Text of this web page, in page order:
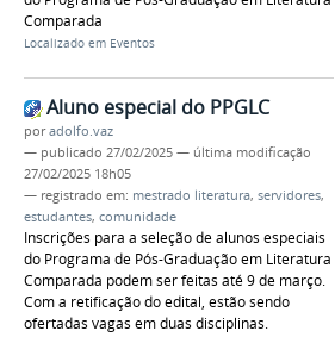
Comparada
Localizado em Eventos
Aluno especial do PPGLC
poradolfo.vaz
— publicado 27/02/2025 — última modificação
27/02/2025 18h05
— registrado em: mestrado literatura, servidores,
estudantes, comunidade
Inscrições para a seleção de alunos especiais
do Programa de Pós-Graduação em Literatura
Comparada podem ser feitas até 9 de março.
Com a retificação do edital, estão sendo
ofertadas vagas em duas disciplinas.